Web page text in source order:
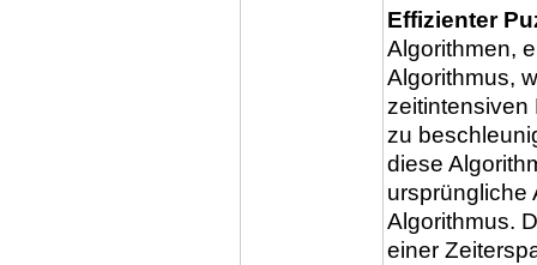
Effizienter
Algorithmen,
Algorithmus,
zu
diese
ursprüngliche
Algorithmus.
einer